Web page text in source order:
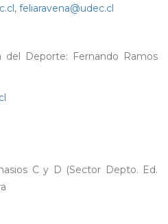
, feliaravena@udec.cl
del Deporte: Fernando Ramos
C y D (Sector Depto. Ed.